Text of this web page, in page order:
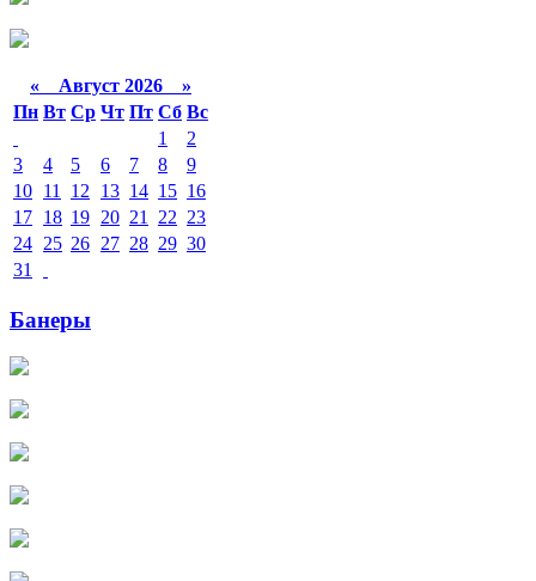
« Август 2026 »
Пн Вт Ср Чт Пт Сб Вс
1
2
3
4 5 6 7 8
9
10 11 12 13 14 15 16
17 18 19 20 21 22 23
24 25 26 27 28 29 30
31
Банеры